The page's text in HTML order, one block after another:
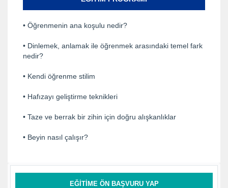
• Öğrenmenin ana koşulu nedir?
• Dinlemek, anlamak ile öğrenmek arasındaki temel fark
nedir?
• Kendi öğrenme stilim
• Hafızayı geliştirme teknikleri
• Taze ve berrak bir zihin için doğru alışkanlıklar
• Beyin nasıl çalışır?
EĞITIME ÖN BAŞVURU YAP